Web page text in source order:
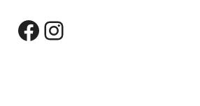
Facebook
Instagram